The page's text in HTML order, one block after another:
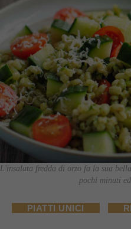
L'insalata fredda di orzo fa la sua
pochi minuti
PIATTI UNICI